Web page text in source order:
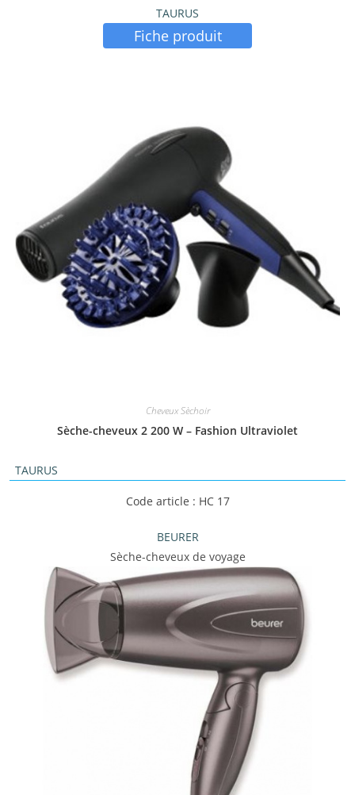
TAURUS
Fiche produit
Cheveux Sèchoir
Sèche-cheveux 2 200 W – Fashion Ultraviolet
TAURUS
Code article : HC 17
BEURER
Sèche-cheveux de voyage